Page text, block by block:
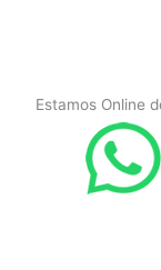
Estamos Online